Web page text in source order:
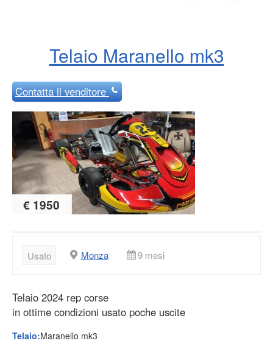
Telaio Maranello mk3
Contattail venditore
€ 1950
Usato Monza 9 mesi
Telaio 2024 rep corse
in ottime condizioni usato poche uscite
Telaio:Maranello mk3